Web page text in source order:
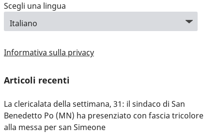
Scegli una lingua
Informativa sulla privacy
Articoli recenti
La clericalata della settimana, 31: il sindaco di San
Benedetto Po (MN) ha presenziato con fascia tricolore
alla messa per san Simeone